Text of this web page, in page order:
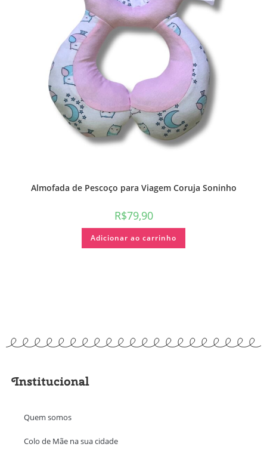
Almofada de Pescoço para Viagem Coruja Soninho
R$79,90
Adicionar ao carrinho
Institucional
Quem somos
Colo de Mãe na sua cidade